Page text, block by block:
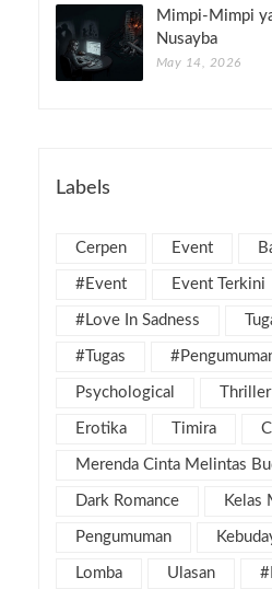
Mimpi-Mimpi
Nusayba
May 14, 2026
Labels
Cerpen Event
#Event Event Terkini
#Love In Sadness
#Tugas
Psychological Thriller
Erotika Timira
Merenda Cinta Melintas
Dark Romance Kelas
Pengumuman
Lomba Ulasan